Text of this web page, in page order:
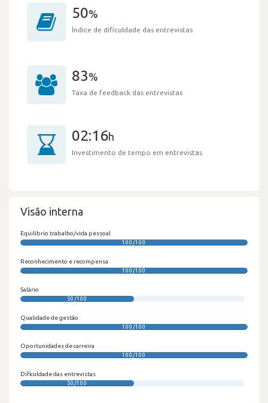
50%
Índice de dificuldade das entrevistas
83%
Taxa de feedback das entrevistas
02:16h
Investimento de tempo em entrevistas
Visão interna
Equilíbrio trabalho/vida pessoal
100/100
Reconhecimento e recompensa
100/100
Salário
50/100
Qualidade de gestão
100/100
Oportunidades de carreira
100/100
Dificuldade das entrevistas
50/100